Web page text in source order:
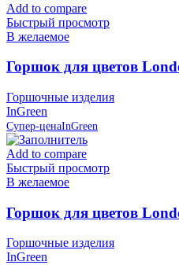
Add to compare
Быстрый просмотр
В желаемое
Горшок для цветов
Горшочные изделия
InGreen
Супер-ценаInGreen
Add to compare
Быстрый просмотр
В желаемое
Горшок для цветов
Горшочные изделия
InGreen